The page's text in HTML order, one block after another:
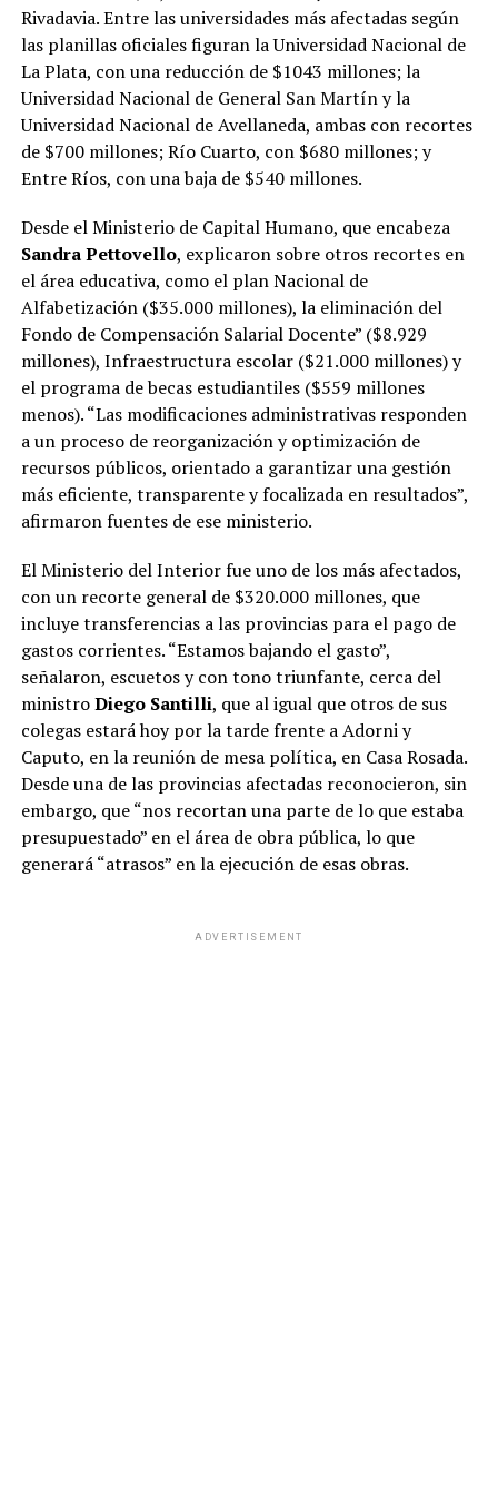
Rivadavia. Entre las universidades más afectadas según
las planillas oficiales figuran la Universidad Nacional de
La Plata, con una reducción de $1043 millones; la
Universidad Nacional de General San Martín y la
Universidad Nacional de Avellaneda, ambas con recortes
de $700 millones; Río Cuarto, con $680 millones; y
Entre Ríos, con una baja de $540 millones.
Desde el Ministerio de Capital Humano, que encabeza
Sandra Pettovello, explicaron sobre otros recortes en
el área educativa, como el plan Nacional de
Alfabetización ($35.000 millones), la eliminación del
Fondo de Compensación Salarial Docente” ($8.929
millones), Infraestructura escolar ($21.000 millones) y
el programa de becas estudiantiles ($559 millones
menos). “Las modificaciones administrativas responden
a un proceso de reorganización y optimización de
recursos públicos, orientado a garantizar una gestión
más eficiente, transparente y focalizada en resultados”,
afirmaron fuentes de ese ministerio.
El Ministerio del Interior fue uno de los más afectados,
con un recorte general de $320.000 millones, que
incluye transferencias a las provincias para el pago de
gastos corrientes. “Estamos bajando el gasto”,
señalaron, escuetos y con tono triunfante, cerca del
ministroDiego Santilli, que al igual que otros de sus
colegas estará hoy por la tarde frente a Adorni y
Caputo, en la reunión de mesa política, en Casa Rosada.
Desde una de las provincias afectadas reconocieron, sin
embargo, que “nos recortan una parte de lo que estaba
presupuestado” en el área de obra pública, lo que
generará “atrasos” en la ejecución de esas obras.
ADVERTISEMENT